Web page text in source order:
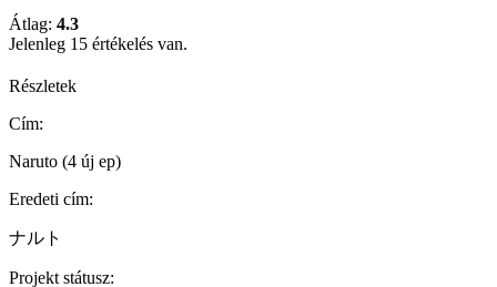
Átlag: 4.3
Jelenleg 15 értékelés van.
Részletek
Cím:
Naruto (4 új ep)
Eredeti cím:
ナルト
Projekt státusz: